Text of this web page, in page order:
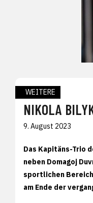
WEITERE
NIKOLA
9. August 2023
Das Kapitäns-Trio
neben Domagoj
sportlichen
am Ende der